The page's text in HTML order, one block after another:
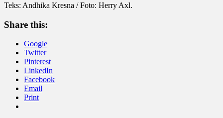
Teks: Andhika Kresna / Foto: Herry Axl.
Share this:
Google
Twitter
Pinterest
LinkedIn
Facebook
Email
Print